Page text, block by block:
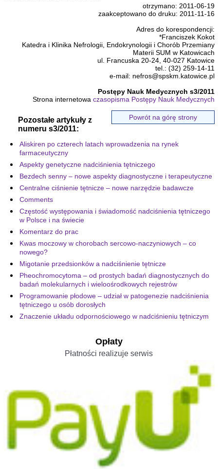
otrzymano: 2011-06-19
zaakceptowano do druku: 2011-11-16
Adres do korespondencji:
*Franciszek Kokot
Katedra i Klinika Nefrologii, Endokrynologii i Chorób Przemiany
Materii SUM w Katowicach
ul. Francuska 20-24, 40-027 Katowice
tel.: (32) 259-14-11
e-mail: nefros@spskm.katowice.pl
Postępy Nauk Medycznych s3/2011
Strona internetowaczasopisma Postępy Nauk Medycznych
Powrót na górę strony
Pozostałe artykuły z
numeru s3/2011:
Aliskiren po czterech latach wprowadzenia na rynek
farmaceutyczny
Aspekty genetyczne nadciśnienia tętniczego
Bezdech senny – nowe aspekty diagnostyczne i terapeutyczne
Centralne ciśnienie tętnicze – nowe narzędzie badawcze
Comments
Częstość występowania i świadomość nadciśnienia tętniczego
w Polsce i na świecie
Komentarz do prac
Kwas moczowy w chorobach sercowo-naczyniowych – co
nowego?
Migotanie przedsionków a nadciśnienie tętnicze
Pheochromocytoma – od prostych badań diagnostycznych do
badań molekularnych i wieloośrodkowych rejestrów
Programowanie płodowe – udział w patogenezie nadciśnienia
tętniczego u osób dorosłych
Znaczenie układu odpornościowego w nadciśnieniu tętniczym
Opłaty
Płatności realizuje serwis